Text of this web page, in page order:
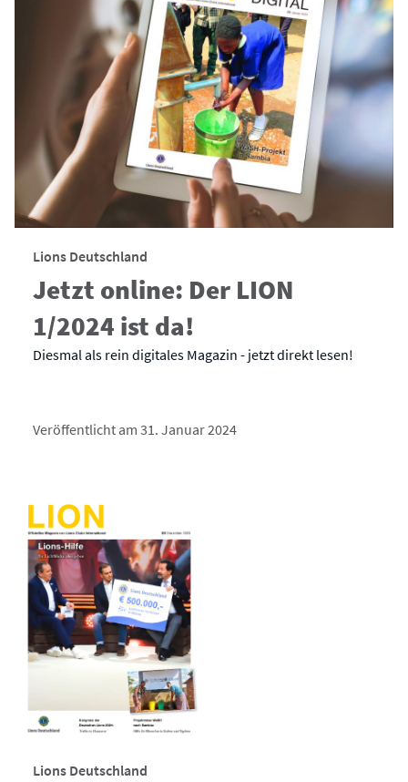
Lions Deutschland
Jetzt online: Der LION
1/2024 ist da!
Diesmal als rein digitales Magazin - jetzt direkt lesen!
Veröffentlicht am 31. Januar 2024
Lions Deutschland